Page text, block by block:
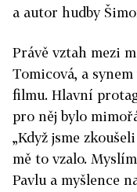
a autor hudby
Právě vztah mezi
Tomicová, a
filmu. Hlavní
pro něj bylo
„Když jsme
mě to vzalo.
Pavlu a myšlence